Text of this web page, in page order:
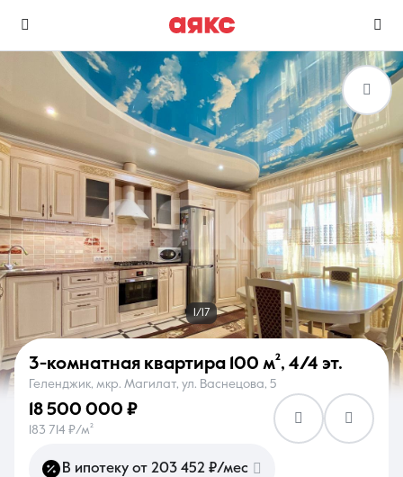
г. Геленджик
Избранное
0 объявлений
Сравнение
0 объявлений
Недвижимость Услуги
О компании Контакты
1/17
3-комнатная квартира 100 м², 4/4 эт.
Геленджик, мкр. Магилат, ул. Васнецова, 5
18 500 000 ₽
183 714 ₽/м²
В ипотеку от 203 452 ₽/мес